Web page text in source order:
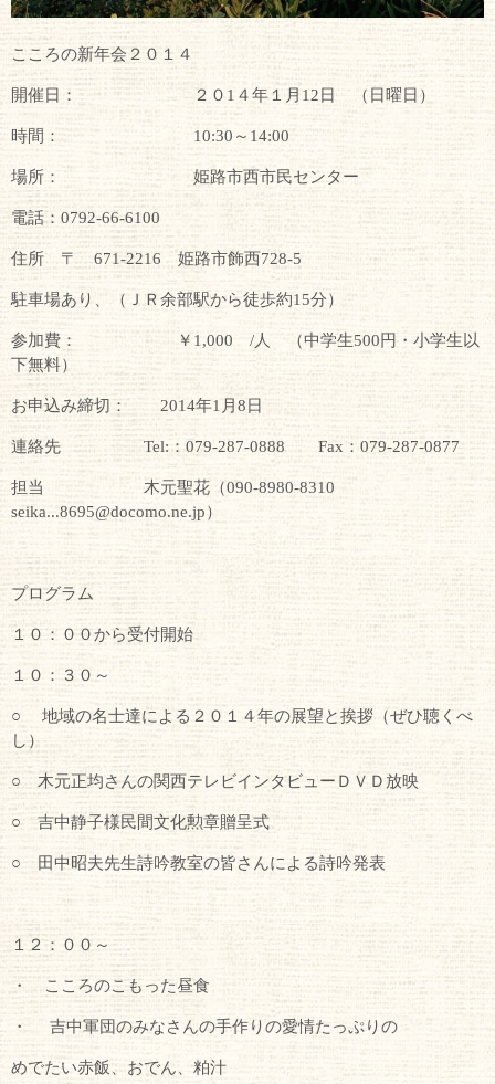
こころの新年会２０１４
開催日： ２０1４年１月12日 （日曜日）
時間： 10:30～14:00
場所： 姫路市西市民センター
電話：0792-66-6100
住所 〒 671-2216 姫路市飾西728-5
駐車場あり、（ＪＲ余部駅から徒歩約15分）
参加費： ￥1,000 /人 （中学生500円・小学生以
下無料）
お申込み締切： 2014年1月8日
連絡先 Tel:：079-287-0888 Fax：079-287-0877
担当 木元聖花（090-8980-8310
seika...8695@docomo.ne.jp）
プログラム
１０：００から受付開始
１０：３０～
○ 地域の名士達による２０１４年の展望と挨拶（ぜひ聴くべ
し）
○ 木元正均さんの関西テレビインタビューＤＶＤ放映
○ 吉中静子様民間文化勲章贈呈式
○ 田中昭夫先生詩吟教室の皆さんによる詩吟発表
１２：００～
・ こころのこもった昼食
・ 吉中軍団のみなさんの手作りの愛情たっぷりの
めでたい赤飯、おでん、粕汁